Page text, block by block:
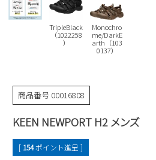
moz
new balance
Parade
SKECHERS
EDWIN
new balance
new balance
トートバッグ
ショルダーバッグ
会員サービス
お問い合わせ
営業日カレンダー
TripleBlack
（1022258
）
Monochro
me/DarkE
arth（103
0137）
商品番号 00016808
KEEN NEWPORT H2 メンズ
[ 154ポイント進呈 ]